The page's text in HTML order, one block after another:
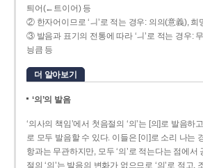
틔어(←트이어) 등
② 한자어이므로 ‘ㅢ’로 적는 경우: 의의(意義), 희
③ 발음과 표기의 전통에 따라 ‘ㅢ’로 적는 경우:
닁큼 등
더 알아보기
‘의’의 발음
‘의사의 책임’에서 첫음절의 ‘의’는 [의]로 발음하
로 모두 발음할 수 있다. 이들은 [이]로 소리 나는
항과는 무관하지만, 모두 ‘의’로 적는다는 점에서
절의 ‘의’는 발음의 변화가 없으므로 ‘의’로 적고,